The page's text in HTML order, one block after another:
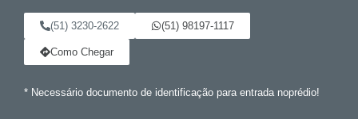
(51) 3230-2622 (51) 98197-1117
Como Chegar
* Necessário documento de identificação para entrada noprédio!